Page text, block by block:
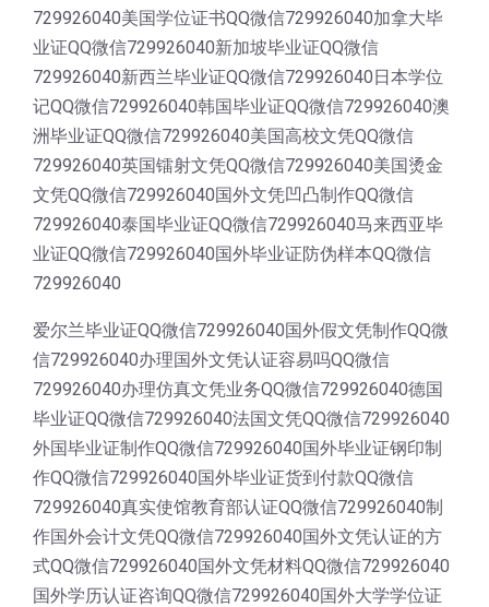
729926040美国学位证书QQ微信729926040加拿大毕
业证QQ微信729926040新加坡毕业证QQ微信
729926040新西兰毕业证QQ微信729926040日本学位
记QQ微信729926040韩国毕业证QQ微信729926040澳
洲毕业证QQ微信729926040美国高校文凭QQ微信
729926040英国镭射文凭QQ微信729926040美国烫金
文凭QQ微信729926040国外文凭凹凸制作QQ微信
729926040泰国毕业证QQ微信729926040马来西亚毕
业证QQ微信729926040国外毕业证防伪样本QQ微信
729926040
爱尔兰毕业证QQ微信729926040国外假文凭制作QQ微
信729926040办理国外文凭认证容易吗QQ微信
729926040办理仿真文凭业务QQ微信729926040德国
毕业证QQ微信729926040法国文凭QQ微信729926040
外国毕业证制作QQ微信729926040国外毕业证钢印制
作QQ微信729926040国外毕业证货到付款QQ微信
729926040真实使馆教育部认证QQ微信729926040制
作国外会计文凭QQ微信729926040国外文凭认证的方
式QQ微信729926040国外文凭材料QQ微信729926040
国外学历认证咨询QQ微信729926040国外大学学位证